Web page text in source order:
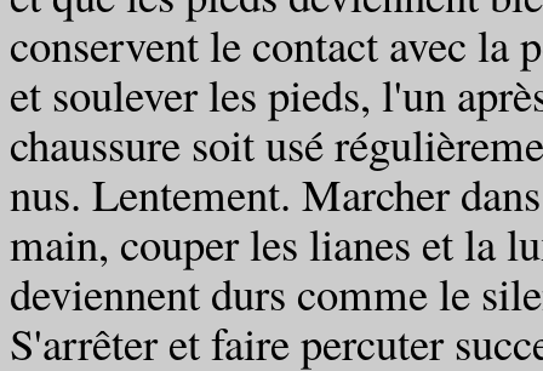
conservent le contact avec la
et soulever les pieds, l'un
chaussure soit usé
nus. Lentement. Marcher
main, couper les lianes et la
deviennent durs comme le
S'arrêter et faire percuter